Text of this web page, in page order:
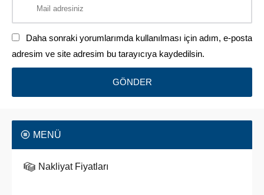
Daha sonraki yorumlarımda kullanılması için adım, e-posta
adresim ve site adresim bu tarayıcıya kaydedilsin.
MENÜ
Nakliyat Fiyatları